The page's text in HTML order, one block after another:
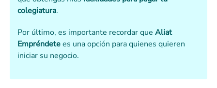
colegiatura.
Por último, es importante recordar que Aliat
Empréndetees una opción para quienes quieren
iniciar su negocio.